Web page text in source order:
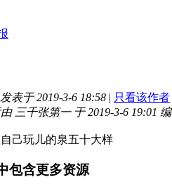
发表于 2019-3-6 18:58 | 只看该作者
三千张第一 于 2019-3-6 19:01
己玩儿的泉五十大样
包含更多资源